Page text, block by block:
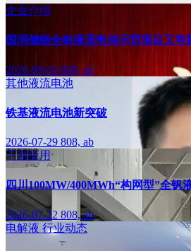
企业介绍
国润储能全钒液流电池示范项目又有
2026-08-04 808, ab
其他液流电池
铁基液流电池新突破
2026-07-29 808, ab
下游应用
四川100MW/400MWh“构网型”全钒
2026-07-22 808, ab
电解液 行业动态